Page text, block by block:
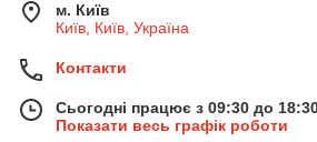
м. Київ
Київ, Київ, Україна
Контакти
Сьогодні працює з 09:30 до
Показати весь графік роботи